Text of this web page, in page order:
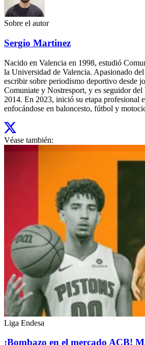
Sobre el autor
Sergio Martinez
Nacido en Valencia en 1998, estudió
la Universidad de Valencia. Apasionado
escribir sobre periodismo deportivo desde
Comuniate y Nostresport, y es seguidor del
2014. En 2023, inició su etapa profesional
enfocándose en baloncesto, fútbol y
Véase también:
Liga Endesa
¡Bombazo en el mercado ACB!